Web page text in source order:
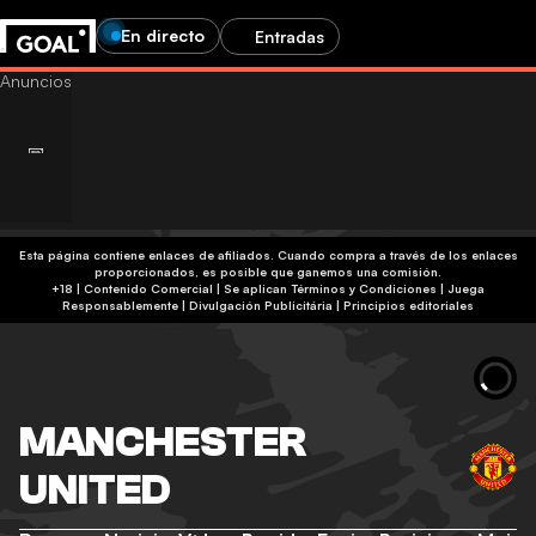
En directo Entradas
Esta página contiene enlaces de afiliados. Cuando compra a través de los enlaces
proporcionados, es posible que ganemos una comisión.
+18 | Contenido Comercial | Se aplican Términos y Condiciones | Juega
Responsablemente | Divulgación Publicitária | Principios editoriales
MANCHESTER
UNITED